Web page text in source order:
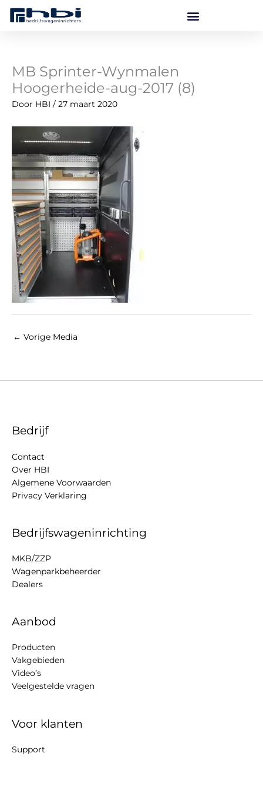
MB Sprinter-Wynmalen
Hoogerheide-aug-2017 (8)
Door HBI / 27 maart 2020
← Vorige Media
Bedrijf
Contact
Over HBI
Algemene Voorwaarden
Privacy Verklaring
Bedrijfswageninrichting
MKB/ZZP
Wagenparkbeheerder
Dealers
Aanbod
Producten
Vakgebieden
Video’s
Veelgestelde vragen
Voor klanten
Support